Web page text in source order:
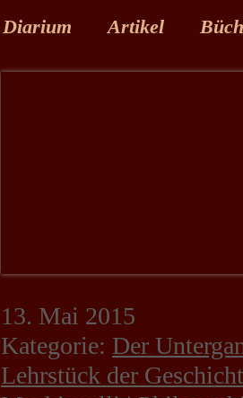
Diarium Artikel
13. Mai 2015
Kategorie: Der
Lehrstück der